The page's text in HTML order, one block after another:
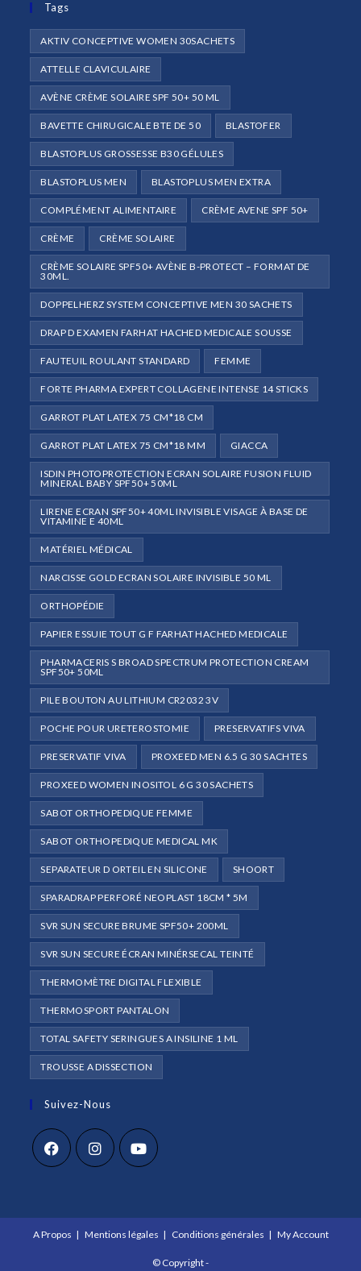
onglet
Tags
AKTIV CONCEPTIVE WOMEN 30SACHETS
ATTELLE CLAVICULAIRE
AVÈNE CRÈME SOLAIRE SPF 50+ 50 ML
BAVETTE CHIRUGICALE BTE DE 50 BLASTOFER
BLASTOPLUS GROSSESSE B30 GÉLULES
BLASTOPLUS MEN BLASTOPLUS MEN EXTRA
COMPLÉMENT ALIMENTAIRE CRÈME AVENE SPF 50+
CRÈME CRÈME SOLAIRE
CRÈME SOLAIRE SPF50+ AVÈNE B-PROTECT – FORMAT DE
30ML.
DOPPELHERZ SYSTEM CONCEPTIVE MEN 30 SACHETS
DRAP D EXAMEN FARHAT HACHED MEDICALE SOUSSE
FAUTEUIL ROULANT STANDARD FEMME
FORTE PHARMA EXPERT COLLAGENE INTENSE 14 STICKS
GARROT PLAT LATEX 75 CM*18 CM
GARROT PLAT LATEX 75 CM*18 MM GIACCA
ISDIN PHOTOPROTECTION ECRAN SOLAIRE FUSION FLUID
MINERAL BABY SPF50+ 50ML
LIRENE ECRAN SPF50+ 40ML INVISIBLE VISAGE À BASE DE
VITAMINE E 40ML
MATÉRIEL MÉDICAL
NARCISSE GOLD ECRAN SOLAIRE INVISIBLE 50 ML
ORTHOPÉDIE
PAPIER ESSUIE TOUT G F FARHAT HACHED MEDICALE
PHARMACERIS S BROAD SPECTRUM PROTECTION CREAM
SPF50+ 50ML
PILE BOUTON AU LITHIUM CR2032 3V
POCHE POUR URETEROSTOMIE PRESERVATIFS VIVA
PRESERVATIF VIVA PROXEED MEN 6.5 G 30 SACHTES
PROXEED WOMEN INOSITOL 6 G 30 SACHETS
SABOT ORTHOPEDIQUE FEMME
SABOT ORTHOPEDIQUE MEDICAL MK
SEPARATEUR D ORTEIL EN SILICONE SHOORT
SPARADRAP PERFORÉ NEOPLAST 18CM * 5M
SVR SUN SECURE BRUME SPF50+ 200ML
SVR SUN SECURE ÉCRAN MINÉRSECAL TEINTÉ
THERMOMÈTRE DIGITAL FLEXIBLE
THERMOSPORT PANTALON
TOTAL SAFETY SERINGUES A INSILINE 1 ML
TROUSSE A DISSECTION
Suivez-Nous
un
nouvel
un
nouvel
un
nouvel
A Propos Mentions légales Conditions générales My Account
© Copyright -